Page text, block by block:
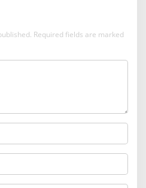
Required fields are marked